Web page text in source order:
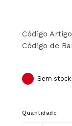
Código
Código de
Sem stock
Quantidade